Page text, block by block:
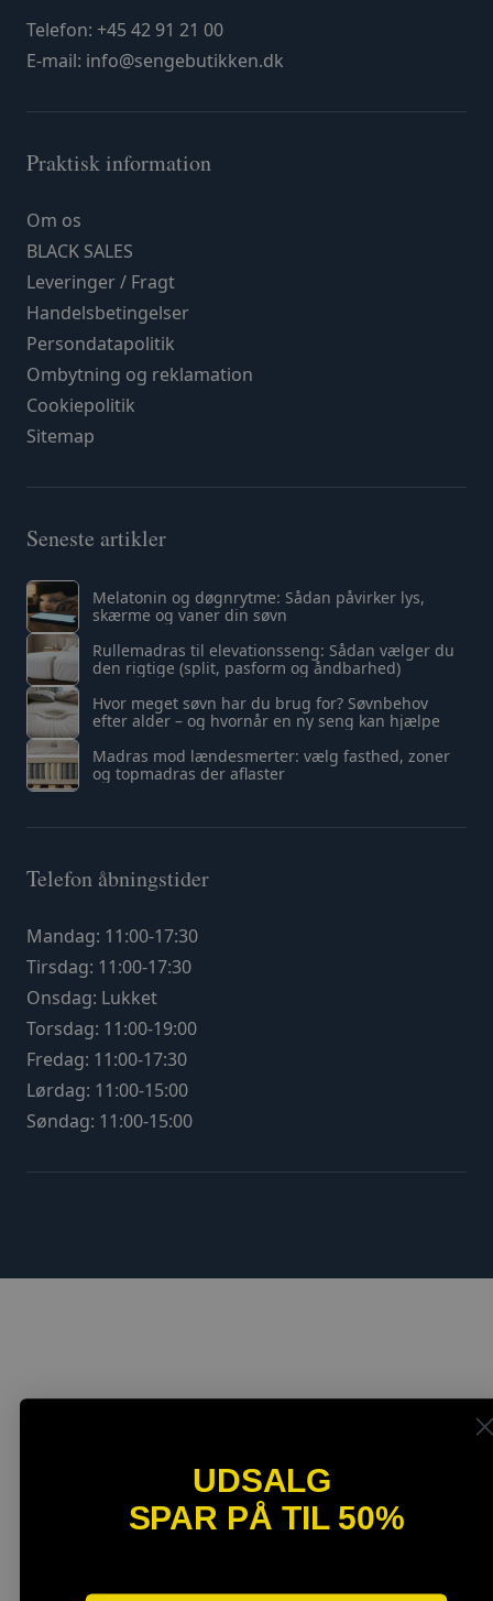
Telefon: +45 42 91 21 00
E-mail: info@sengebutikken.dk
Praktisk information
Om os
BLACK SALES
Leveringer / Fragt
Handelsbetingelser
Persondatapolitik
Ombytning og reklamation
Cookiepolitik
Sitemap
Seneste artikler
Melatonin og døgnrytme: Sådan påvirker lys,
skærme og vaner din søvn
Rullemadras til elevationsseng: Sådan vælger du
den rigtige (split, pasform og åndbarhed)
Hvor meget søvn har du brug for? Søvnbehov
efter alder – og hvornår en ny seng kan hjælpe
Madras mod lændesmerter: vælg fasthed, zoner
og topmadras der aflaster
Telefon åbningstider
Mandag: 11:00-17:30
Tirsdag: 11:00-17:30
Onsdag: Lukket
Torsdag: 11:00-19:00
Fredag: 11:00-17:30
Lørdag: 11:00-15:00
Søndag: 11:00-15:00
UDSALG
SPAR PÅ TIL 50%